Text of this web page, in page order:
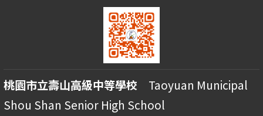
桃園市立壽山高級中等學校 Taoyuan Municipal
Shou Shan Senior High School